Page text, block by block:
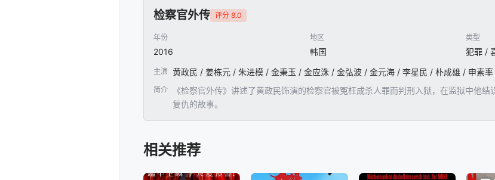
检察官外传 评分 8.0
年份
2016
地区
韩国
类型
犯罪 /
主演 黄政民 / 姜栋元 / 朱进模 / 金秉玉 / 金应洙 / 金弘波 / 金元海 / 李星民 / 朴成雄 / 申素率
简介
《检察官外传》讲述了黄政民饰演的检察官被冤枉成杀人罪而判刑入狱，在监狱中他
复仇的故事。
相关推荐